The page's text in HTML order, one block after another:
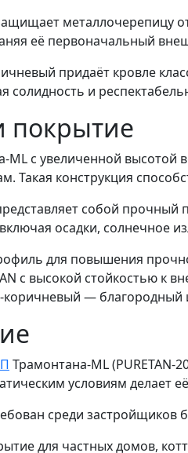
металлочерепицу
её первоначальный
придаёт кровле
солидность и
покрытие
с увеличенной высотой
Такая конструкция
собой
осадки, солнечное
для повышения
с высокой стойкостью к
коричневый — благородный
Трамонтана-ML
условиям
среди застройщиков
для частных домов,